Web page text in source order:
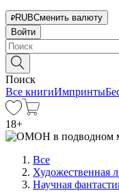
RUBСменить валюту
Войти
Поиск
Все книгиИмпринты
18+
Все
Художественная
Научная